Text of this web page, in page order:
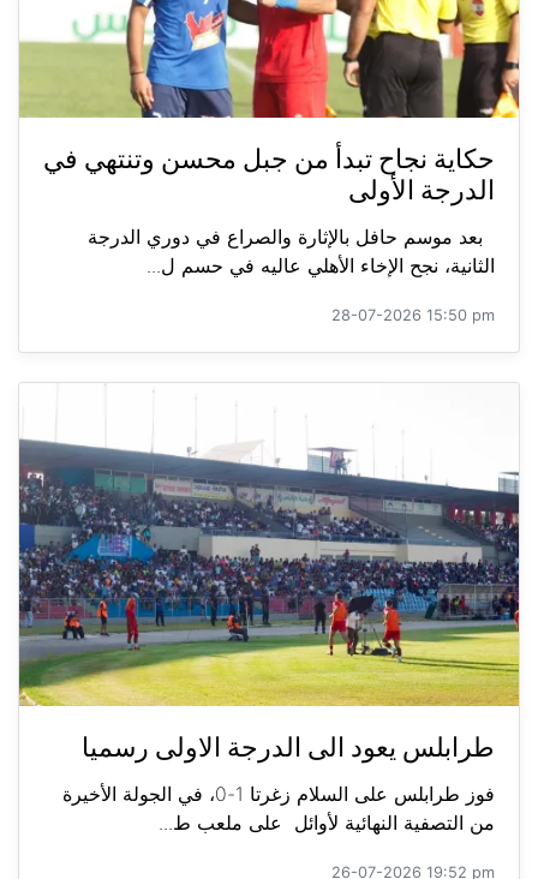
حكاية نجاح تبدأ من جبل محسن وتنتهي في
الدرجة الأولى
بعد موسم حافل بالإثارة والصراع في دوري الدرجة
الثانية، نجح الإخاء الأهلي عاليه في حسم ل...
28-07-2026 15:50 pm
طرابلس يعود الى الدرجة الاولى رسميا
فوز طرابلس على السلام زغرتا 1-0، في الجولة الأخيرة
من التصفية النهائية لأوائل على ملعب ط...
26-07-2026 19:52 pm